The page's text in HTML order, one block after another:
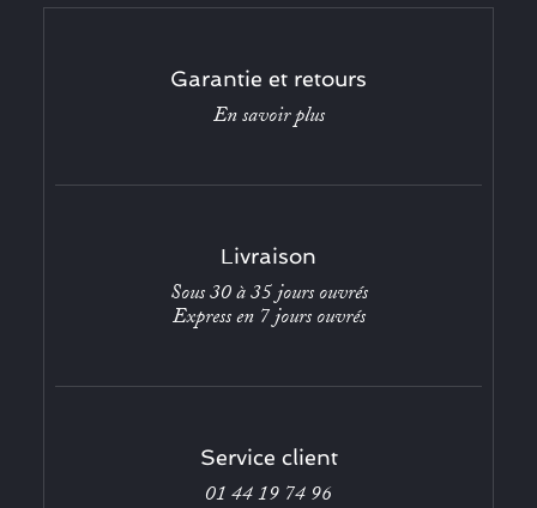
Garantie et retours
En savoir plus
Livraison
Sous 30 à 35 jours ouvrés
Express en 7 jours ouvrés
Service client
01 44 19 74 96